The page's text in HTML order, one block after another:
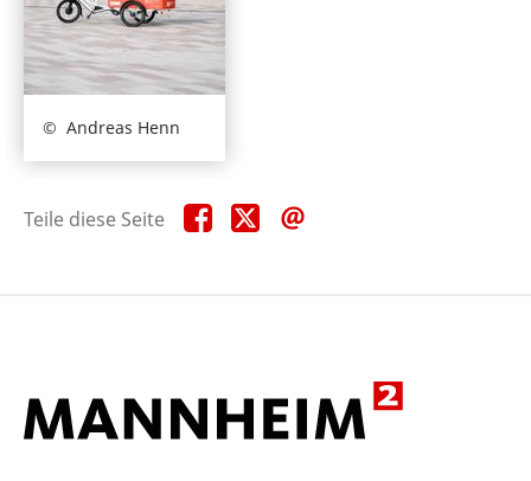
Andreas Henn
Teile diese Seite Teile
diese
Teile
diese